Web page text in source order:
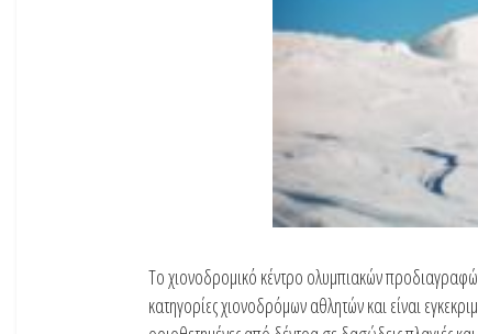
Το χιονοδρομικό κέντρο ολυμπιακών προδιαγραφών
κατηγορίες χιονοδρόμων αθλητών και είναι